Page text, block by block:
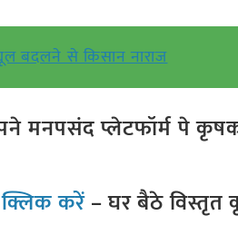
बदलने से किसान नाराज
मनपसंद प्लेटफॉर्म पे
क्लिक करें– घर बैठे विस्तृत